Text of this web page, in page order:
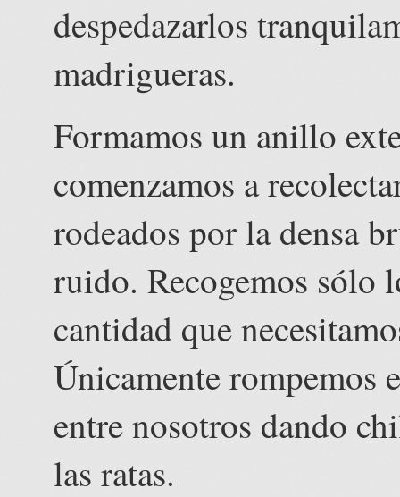
despedazarlos
madrigueras.
Formamos un anillo
comenzamos a
rodeados por la densa
ruido. Recogemos sólo
cantidad que
Únicamente rompemos
entre nosotros dando
las ratas.